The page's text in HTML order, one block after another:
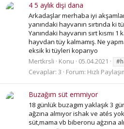
4 5 aylık dişi dana
Arkadaşlar merhaba iyi
yanındaki hayvanın sırtında ki
Yanındaki hayvanın sırt kısmı 1
hayvdan tüy kalmamış. Ne
eksik ki tüyleri koparıyo
Mertkrsli
Konu 05.04.2021
Cevaplar: 3 Forum: Hızlı
Buzağım süt emmiyor
18 günlük buzagım yaklaşık 3
ağzına almıyor ishak ve atés
süt,mama vb biberonu aģzına